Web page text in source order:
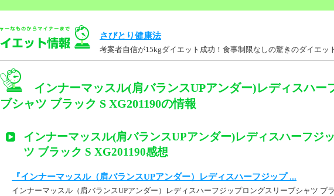
さびとり健康法
考案者自信が15kgダイエット成功！食事制限なしの驚きのダイエッ
インナーマッスル(肩バランスUPアンダー)レディスハー
ブシャツ ブラック S XG201190の情報
インナーマッスル(肩バランスUPアンダー)レディスハーフジ
ツ ブラック S XG201190感想
『インナーマッスル（肩バランスUPアンダー）レディスハーフジップ ...
インナーマッスル（肩バランスUPアンダー）レディスハーフジップロングスリーブシャツ ブ